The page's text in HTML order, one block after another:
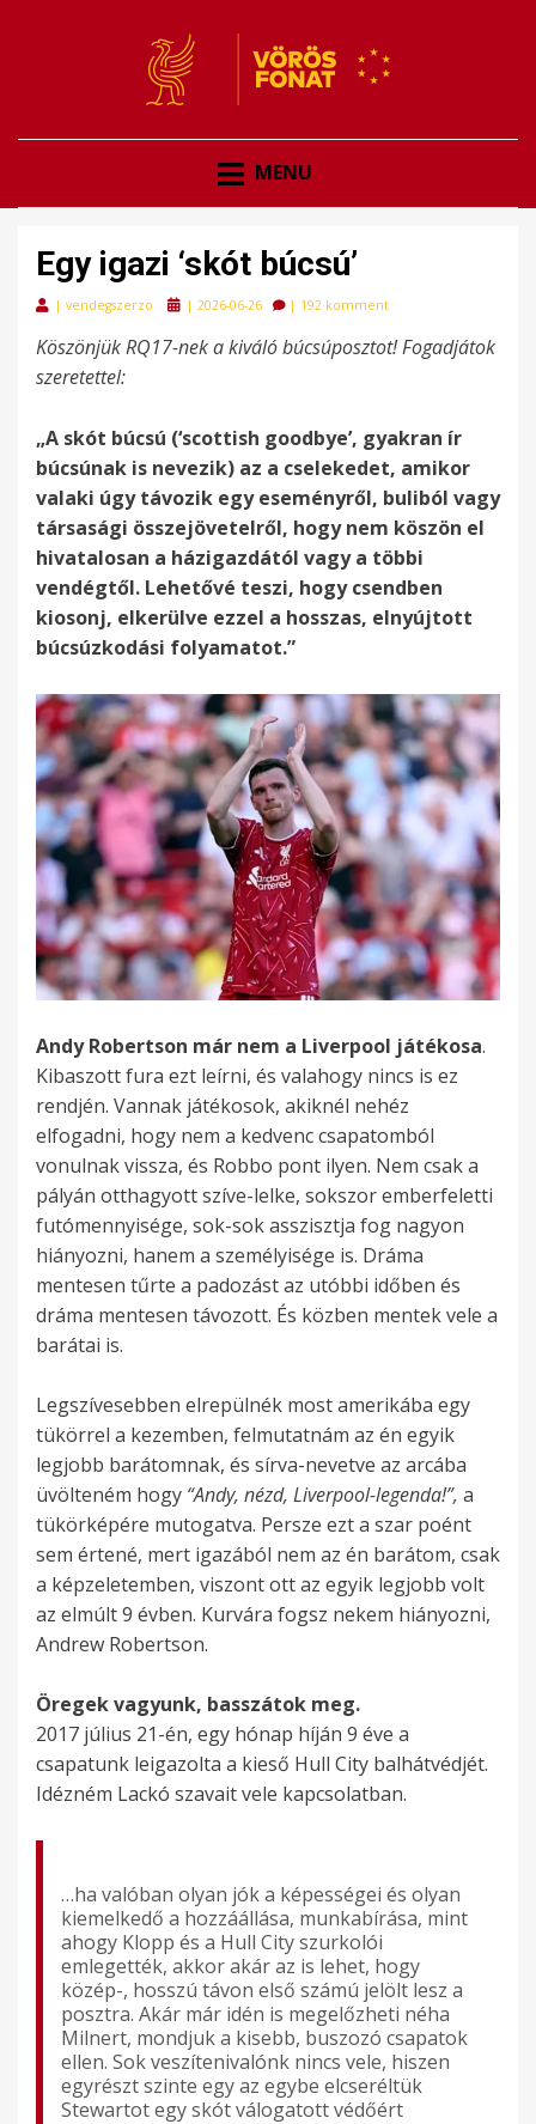
VÖRÖS FONAT
MENU
Egy igazi ‘skót búcsú’
| vendegszerzo
Posted
| 2026-06-26 | 192 komment
Köszönjük RQ17-nek a kiváló búcsúposztot! Fogadjátok
szeretettel:
„A skót búcsú (‘scottish goodbye’, gyakran ír
búcsúnak is nevezik) az a cselekedet, amikor
valaki úgy távozik egy eseményről, buliból vagy
társasági összejövetelről, hogy nem köszön el
hivatalosan a házigazdától vagy a többi
vendégtől. Lehetővé teszi, hogy csendben
kiosonj, elkerülve ezzel a hosszas, elnyújtott
búcsúzkodási folyamatot.”
Andy Robertson már nem a Liverpool játékosa.
Kibaszott fura ezt leírni, és valahogy nincs is ez
rendjén. Vannak játékosok, akiknél nehéz
elfogadni, hogy nem a kedvenc csapatomból
vonulnak vissza, és Robbo pont ilyen. Nem csak a
pályán otthagyott szíve-lelke, sokszor emberfeletti
futómennyisége, sok-sok asszisztja fog nagyon
hiányozni, hanem a személyisége is. Dráma
mentesen tűrte a padozást az utóbbi időben és
dráma mentesen távozott. És közben mentek vele a
barátai is.
Legszívesebben elrepülnék most amerikába egy
tükörrel a kezemben, felmutatnám az én egyik
legjobb barátomnak, és sírva-nevetve az arcába
üvölteném hogy “Andy, nézd, Liverpool-legenda!”, a
tükörképére mutogatva. Persze ezt a szar poént
sem értené, mert igazából nem az én barátom, csak
a képzeletemben, viszont ott az egyik legjobb volt
az elmúlt 9 évben. Kurvára fogsz nekem hiányozni,
Andrew Robertson.
Öregek vagyunk, basszátok meg.
2017 július 21-én, egy hónap híján 9 éve a
csapatunk leigazolta a kieső Hull City balhátvédjét.
Idézném Lackó szavait vele kapcsolatban.
…ha valóban olyan jók a képességei és olyan
kiemelkedő a hozzáállása, munkabírása, mint
ahogy Klopp és a Hull City szurkolói
emlegették, akkor akár az is lehet, hogy
közép-, hosszú távon első számú jelölt lesz a
posztra. Akár már idén is megelőzheti néha
Milnert, mondjuk a kisebb, buszozó csapatok
ellen. Sok veszítenivalónk nincs vele, hiszen
egyrészt szinte egy az egybe elcseréltük
Stewartot egy skót válogatott védőért